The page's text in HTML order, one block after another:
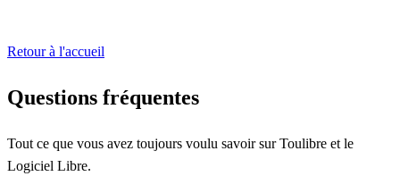
Retour à l'accueil
Questions fréquentes
Tout ce que vous avez toujours voulu savoir surToulibre et le
Logiciel Libre.